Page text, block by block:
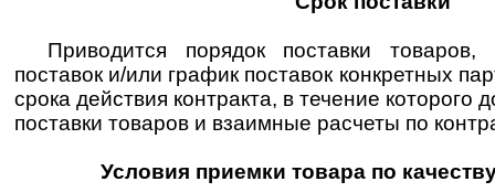
Приводится порядок поставки
поставок и/или график поставок конкретных
срока действия контракта, в течение
поставки товаров и взаимные расчеты по
Условия приемки товара по